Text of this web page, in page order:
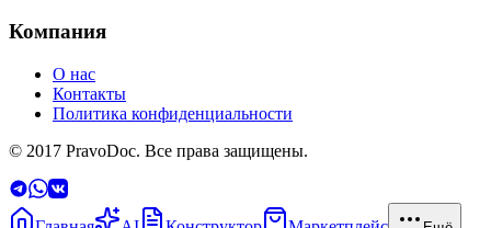
Компания
О нас
Контакты
Политика конфиденциальности
© 2017 PravoDoc. Все права защищены.